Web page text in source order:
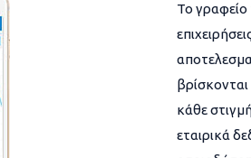
Το γραφείο
κάθε
εταιρικά